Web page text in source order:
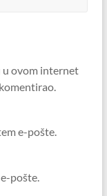
u ovom internet
e-pošte.
pošte.